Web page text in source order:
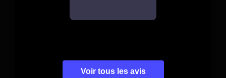
Voir tous les avis